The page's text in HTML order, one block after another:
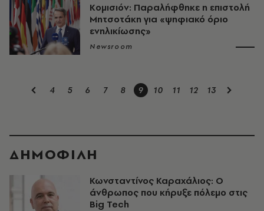
Κομισιόν: Παραλήφθηκε η επιστολή
Μητσοτάκη για «ψηφιακό όριο
ενηλικίωσης»
Newsroom
4 5 6 7 8 9 10 11 12 13
ΔΗΜΟΦΙΛΗ
Κωνσταντίνος Καραχάλιος: Ο
άνθρωπος που κήρυξε πόλεμο στις
Big Tech